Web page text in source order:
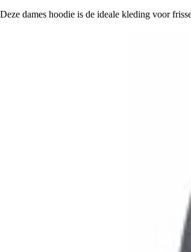
Deze dames hoodie is de ideale kleding voor